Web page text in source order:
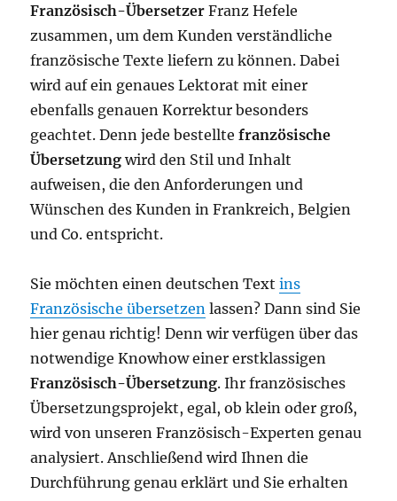
Französisch-Übersetzer Franz Hefele
zusammen, um dem Kunden verständliche
französische Texte liefern zu können. Dabei
wird auf ein genaues Lektorat mit einer
ebenfalls genauen Korrektur besonders
geachtet. Denn jede bestelltefranzösische
Übersetzung wird den Stil und Inhalt
aufweisen, die den Anforderungen und
Wünschen des Kunden in Frankreich, Belgien
und Co. entspricht.
Sie möchten einen deutschen Textins
Französische übersetzen lassen? Dann sind Sie
hier genau richtig! Denn wir verfügen über das
notwendige Knowhow einer erstklassigen
Französisch-Übersetzung. Ihr französisches
Übersetzungsprojekt, egal, ob klein oder groß,
wird von unseren Französisch-Experten genau
analysiert. Anschließend wird Ihnen die
Durchführung genau erklärt und Sie erhalten